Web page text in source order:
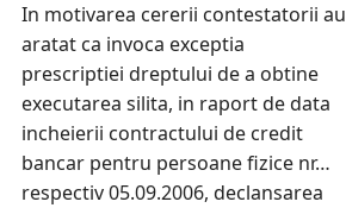
In motivarea cererii contestatorii au
aratat ca invoca exceptia
prescriptiei dreptului de a obtine
executarea silita, in raport de data
incheierii contractului de credit
bancar pentru persoane fizice nr…
respectiv 05.09.2006, declansarea